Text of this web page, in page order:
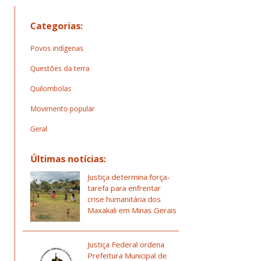
Categorias:
Povos indígenas
Questões da terra
Quilombolas
Movimento popular
Geral
Últimas notícias:
Justiça determina força-
tarefa para enfrentar
crise humanitária dos
Maxakali em Minas Gerais
Justiça Federal ordena
Prefeitura Municipal de